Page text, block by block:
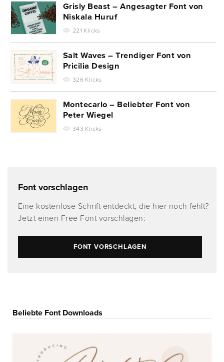
Grisly Beast – Angesagter Font von
Niskala Huruf
221 Klicks
Salt Waves – Trendiger Font von
Pricilia Design
326 Klicks
Montecarlo – Beliebter Font von
Peter Wiegel
343 Klicks
Font vorschlagen
Eine kostenlose Schrift entdeckt, die hier noch fehlt?
Jetzt einen Free Font vorschlagen:
FONT VORSCHLAGEN
Beliebte Font Downloads